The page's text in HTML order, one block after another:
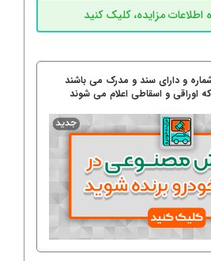
و دارای سند و مدرک می باشند
اوراقی و اسقاطی اعلام می شوند